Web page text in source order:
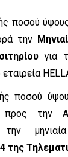
ποσού
την
για
ποσού
την
την
της